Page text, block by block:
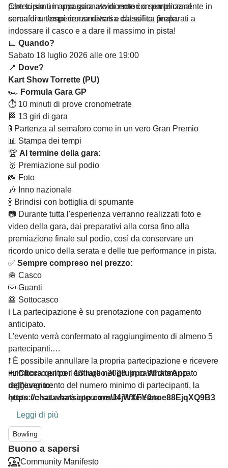
partecipanti in una gara avvincente con partenza al
semaforo, tempi cronometrati e classifica finale.
Che tu sia un appassionato di motori o semplicemente in
cerca di un'esperienza diversa dal solito, preparati a
indossare il casco e a dare il massimo in pista!
📅 Quando?
Sabato 18 luglio 2026 alle ore 19:00
📍 Dove?
Kart Show Torrette (PU)
🏎️ Formula Gara GP
⏱️ 10 minuti di prove cronometrate
🏁 13 giri di gara
🚦 Partenza al semaforo come in un vero Gran Premio
📊 Stampa dei tempi
🏆 Al termine della gara:
🥇 Premiazione sul podio
📸 Foto
🎶 Inno nazionale
🍾 Brindisi con bottiglia di spumante
📷 Durante tutta l'esperienza verranno realizzati foto e
video della gara, dai preparativi alla corsa fino alla
premiazione finale sul podio, così da conservare un
ricordo unico della serata e delle tue performance in pista.
✅ Sempre compreso nel prezzo:
🪖 Casco
🧤 Guanti
🦺 Sottocasco
ℹ️ La partecipazione è su prenotazione con pagamento
anticipato.
L'evento verrà confermato al raggiungimento di almeno 5
partecipanti.
📲Clicca qui per entrare nel gruppo WhatsApp
dell'evento:
https://chat.whatsapp.com/J4jWXFY0noe88EjqXQ9B3
A?mode=gi_t
❗ È possibile annullare la propria partecipazione e ricevere
il rimborso entro il 13 luglio 2026. In caso di mancato
raggiungimento del numero minimo di partecipanti, la
quota versata sarà interamente rimborsata.
Leggi di più
Bowling
Buono a sapersi
Community Manifesto